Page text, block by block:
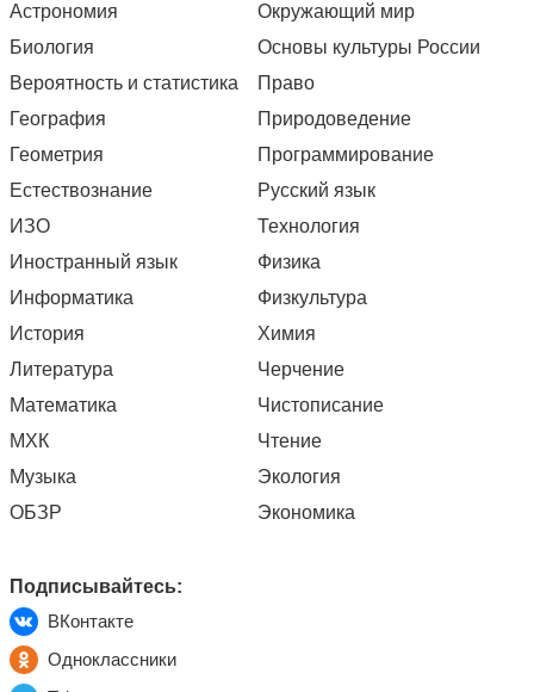
Астрономия
Биология
Вероятность и статистика
География
Геометрия
Естествознание
ИЗО
Иностранный язык
Информатика
История
Литература
Математика
МХК
Музыка
ОБЗР
Окружающий мир
Основы культуры России
Право
Природоведение
Программирование
Русский язык
Технология
Физика
Физкультура
Химия
Черчение
Чистописание
Чтение
Экология
Экономика
Подписывайтесь:
ВКонтакте
Одноклассники